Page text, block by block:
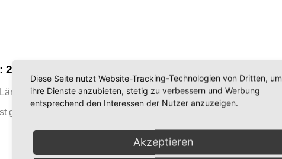
27mm
grün gefärbt fac. Länge: 27mm
Diese Seite nutzt Website-Tracking-Technologien von Dritten, um
ihre Dienste anzubieten, stetig zu verbessern und Werbung
entsprechend den Interessen der Nutzer anzuzeigen.
Akzeptieren